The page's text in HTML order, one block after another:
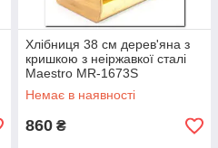
Хлібниця 38 см дерев'яна з
кришкою з неіржавкої сталі
Maestro MR-1673S
Немає в наявності
860 ₴